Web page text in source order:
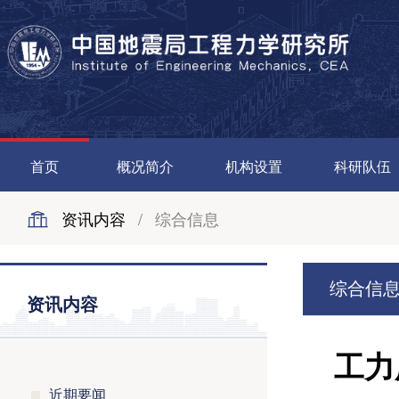
首页 概况简介 机构设置 科研队伍
资讯内容 / 综合信息
资讯内容
近期要闻
综合信
工